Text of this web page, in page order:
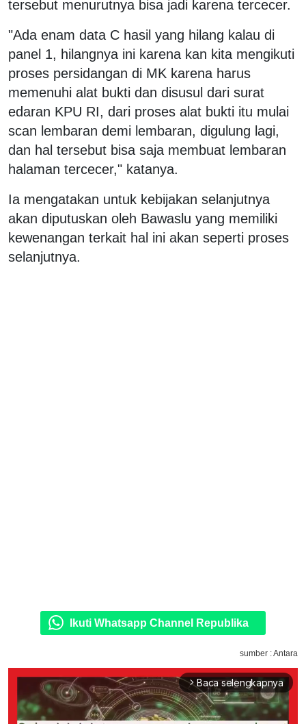
tersebut menurutnya bisa jadi karena tercecer.
"Ada enam data C hasil yang hilang kalau di
panel 1, hilangnya ini karena kan kita mengikuti
proses persidangan di MK karena harus
memenuhi alat bukti dan disusul dari surat
edaran KPU RI, dari proses alat bukti itu mulai
scan lembaran demi lembaran, digulung lagi,
dan hal tersebut bisa saja membuat lembaran
halaman tercecer," katanya.
Ia mengatakan untuk kebijakan selanjutnya
akan diputuskan oleh Bawaslu yang memiliki
kewenangan terkait hal ini akan seperti proses
selanjutnya.
Ikuti Whatsapp Channel Republika
sumber : Antara
arrow_forward_ios Baca selengkapnya